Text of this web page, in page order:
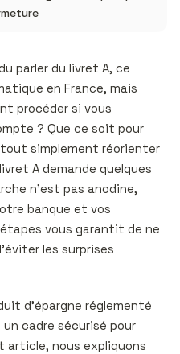
parler du livret A, ce
en France, mais
procéder si vous
? Que ce soit pour
simplement réorienter
A demande quelques
n’est pas anodine,
banque et vos
vous garantit de ne
les surprises
d’épargne réglementé
cadre sécurisé pour
article, nous expliquons